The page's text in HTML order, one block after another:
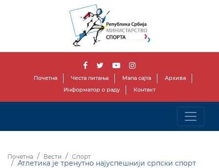
Почетна Честа питања Мапа сајта
Архива
Информатор о раду
Контакт
Почетна Вести Спорт
Атлетика је тренутно најуспешнији српски спорт